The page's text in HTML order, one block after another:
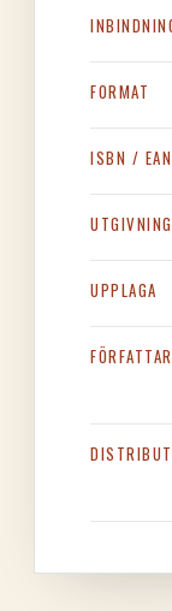
FORMAT
ISBN / EAN
UTGIVNING
UPPLAGA